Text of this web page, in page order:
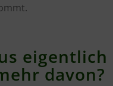
davon?